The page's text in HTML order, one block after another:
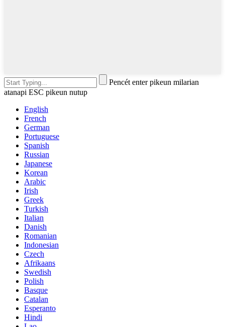
Pencét enter pikeun milarian
atanapi ESC pikeun nutup
English
French
German
Portuguese
Spanish
Russian
Japanese
Korean
Arabic
Irish
Greek
Turkish
Italian
Danish
Romanian
Indonesian
Czech
Afrikaans
Swedish
Polish
Basque
Catalan
Esperanto
Hindi